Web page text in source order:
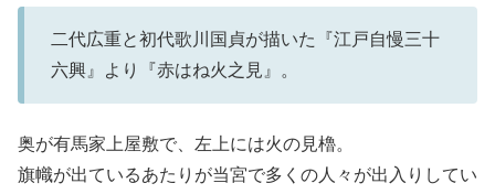
二代広重と初代歌川国貞が描いた『江戸自慢三十
六興』より『赤はね火之見』。
奥が有馬家上屋敷で、左上には火の見櫓。
旗幟が出ているあたりが当宮で多くの人々が出入りしてい